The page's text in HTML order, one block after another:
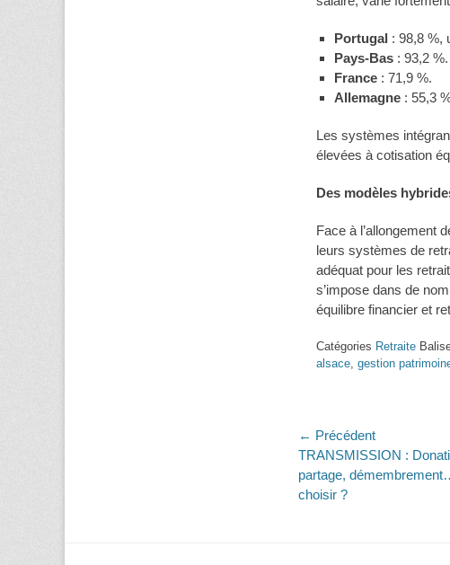
Portugal : 98,8 %,
Pays-Bas : 93,2 %.
France : 71,9 %.
Allemagne : 55,3
Les systèmes
élevées à cotisation
Des modèles
Face à l’allongement
leurs systèmes de
adéquat pour les
s’impose dans de
équilibre financier et
Catégories Retraite
alsace gestion
Navigation
de
l’article
← Précédent
Article
précédent :
TRANSMISSION :
partage,
choisir ?